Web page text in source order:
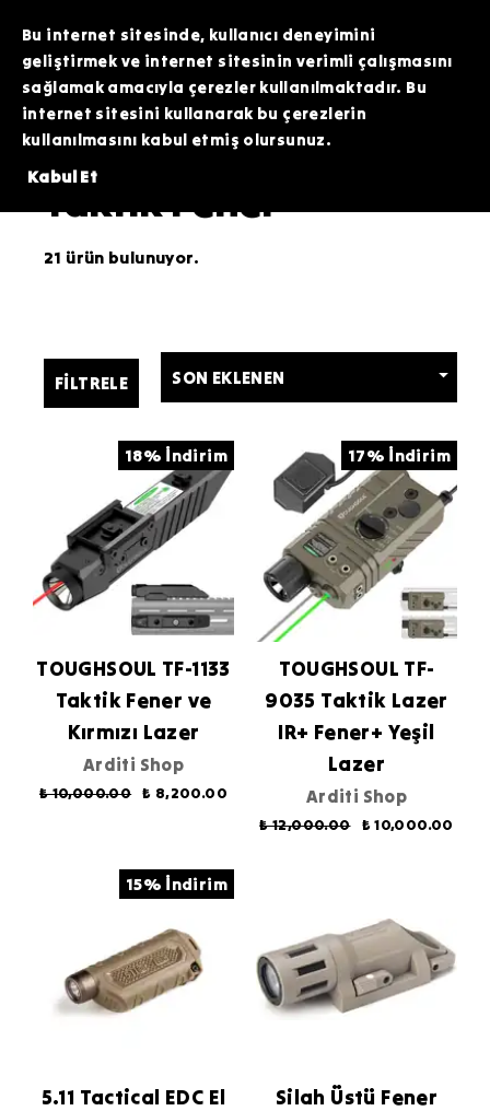
HATTIMIZDAN BİZİMLE İLETİŞİME GEÇEBİLİRSİNİZ. SİZE EN İYİ FIRSATLARI
SUNMAK İÇİN BURADAYIZ!
Bu internet sitesinde, kullanıcı deneyimini
geliştirmek ve internet sitesinin verimli çalışmasını
sağlamak amacıyla çerezler kullanılmaktadır. Bu
internet sitesini kullanarak bu çerezlerin
kullanılmasını kabul etmiş olursunuz.
Kabul Et
Taktik Fener
21 ürün bulunuyor.
FILTRELE
18% İndirim
TOUGHSOUL TF-1133
Taktik Fener ve
Kırmızı Lazer
Arditi Shop
₺ 10,000.00 ₺ 8,200.00
17% İndirim
TOUGHSOUL TF-
9035 Taktik Lazer
IR+ Fener+ Yeşil
Lazer
Arditi Shop
₺ 12,000.00 ₺ 10,000.00
15% İndirim
5.11 Tactical EDC El
Silah Üstü Fener